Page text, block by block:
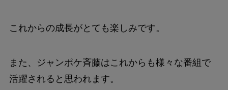
これからの成長がとても楽しみです。
また、ジャンポケ斉藤はこれからも様々な番組で
活躍されると思われます。